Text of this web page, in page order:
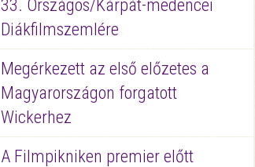
33. Országos/Kárpát-medencei
Diákfilmszemlére
Megérkezett az első előzetes a
Magyarországon forgatott
Wickerhez
A Filmpikniken premier előtt